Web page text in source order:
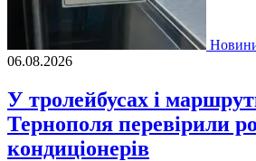
06.08.2026
У тролейбусах і
Тернополя перевірили
кондиціонерів